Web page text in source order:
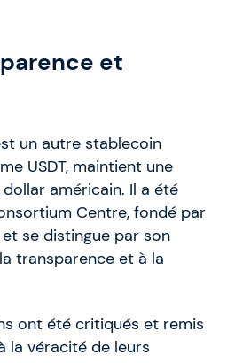
et
un autre stablecoin
USDT, maintient une
dollar américain. Il a été
Centre, fondé par
se distingue par son
transparence et à la
ont été critiqués et remis
la véracité de leurs